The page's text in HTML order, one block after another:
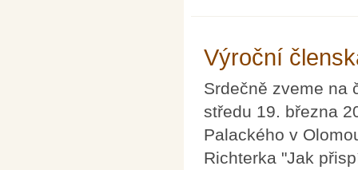
Výroční
Srdečně zveme na
středu 19. března
Palackého v
Richterka "Jak